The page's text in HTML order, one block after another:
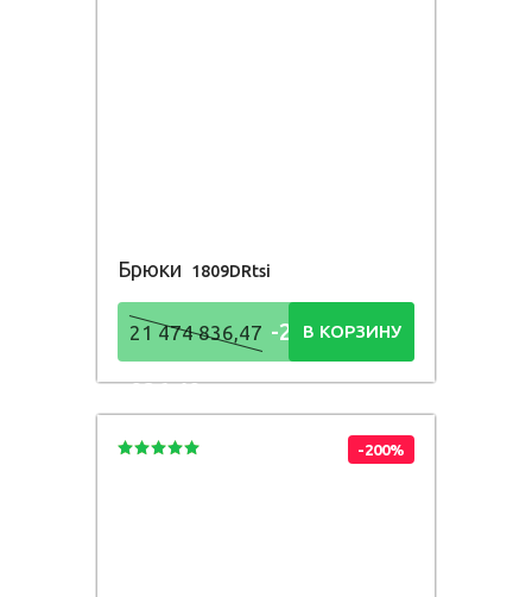
Брюки 1809DRtsi
21 474 836,47 -21 474
836,48Р
В КОРЗИНУ
-200%